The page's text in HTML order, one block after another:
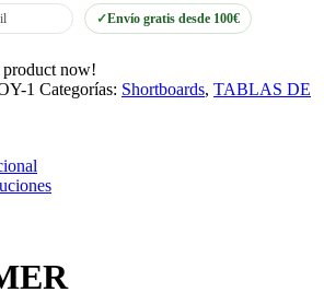
Envío gratis desde 100€
now!
1 Categorías: Shortboards, TABLAS DE